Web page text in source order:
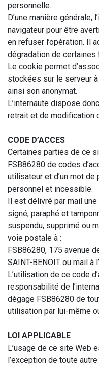
personnelle.
D’une manière générale,
navigateur pour être
en refuser l’opération. Il
dégradation de
Le cookie permet
stockées sur le serveur
ainsi son anonymat.
L’internaute dispose
retrait et de modification
CODE D’ACCES
Certaines parties de ce
FSB86280 de codes
utilisateur et d’un mot de
personnel et incessible.
Il est délivré par mail
signé, paraphé et
suspendu, supprimé ou
voie postale à :
FSB86280, 175 avenue
SAINT-BENOIT ou mail
L’utilisation de ce code
responsabilité de
dégage FSB86280 de
utilisation par lui-même
LOI APPLICABLE
L’usage de ce site Web
l’exception de toute